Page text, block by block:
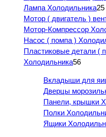
Лампа Холодильника25
Мотор ( двигатель )
Мотор-Компрессор
Насос ( помпа )
Пластиковые детали (
Холодильника56
Вкладыши для
Дверцы
Панели, крышки
Полки
Ящики